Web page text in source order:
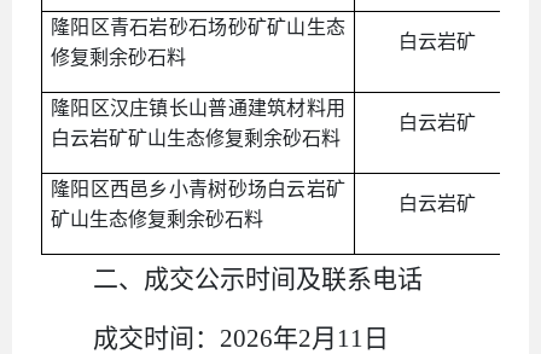
隆阳区青石岩砂石场砂矿矿山生态
修复剩余砂石料
白云岩矿
隆阳区汉庄镇长山普通建筑材料用
白云岩矿矿山生态修复剩余砂石料
白云岩矿
隆阳区西邑乡小青树砂场白云岩矿
矿山生态修复剩余砂石料
白云岩矿
二、成交公示时间及联系电话
成交时间： 2026年2月 11 日